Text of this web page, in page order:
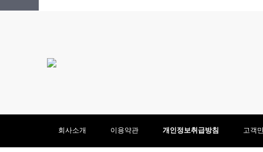
회사소개 이용약관 개인정보취급방침 고객